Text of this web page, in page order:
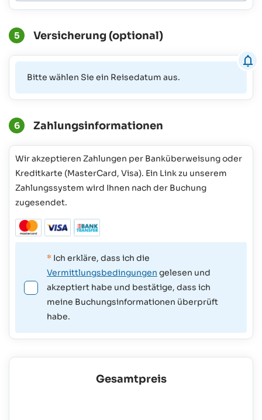
5 Versicherung (optional)
Bitte wählen Sie ein Reisedatum aus.
6 Zahlungsinformationen
Wir akzeptieren Zahlungen per Banküberweisung oder
Kreditkarte (MasterCard, Visa). Ein Link zu unserem
Zahlungssystem wird Ihnen nach der Buchung
zugesendet.
* Ich erkläre, dass ich die
Vermittlungsbedingungen gelesen und
akzeptiert habe und bestätige, dass ich
meine Buchungsinformationen überprüft
habe.
Gesamtpreis